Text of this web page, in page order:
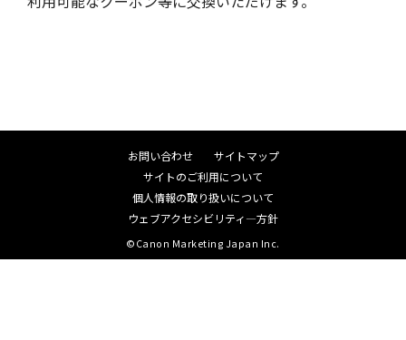
お問い合わせ
サイトマップ
サイトのご利用について
個人情報の取り扱いについて
ウェブアクセシビリティ―方針
©Canon Marketing Japan Inc.